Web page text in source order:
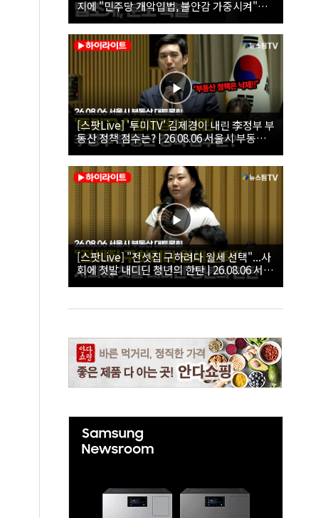
지에 "민주당 개악입법, 불안감 가중시켜"｜
26.08.06 개혁신당 보완수사권 폐지 토론회
[스팟Live] '투미TV' 김제경이 내린 李정부 부
동산 정책 점수는? | 26.08.06 서울시 부동산
대토론회
[스팟Live] "전셋집 구하려다 월세 선택"...사
회에 첫발 내디딘 청년의 한탄 | 26.08.06 서울
시 부동산 대토론회